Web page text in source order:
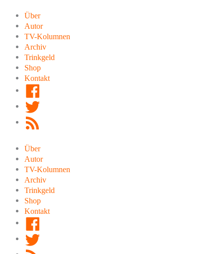
Inhalt
springen
Über
Autor
TV-Kolumnen
Archiv
Trinkgeld
Shop
Kontakt
Über
Autor
TV-Kolumnen
Archiv
Trinkgeld
Shop
Kontakt